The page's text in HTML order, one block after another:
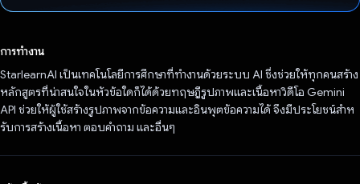
การทำงาน
StarlearnAI เป็นเทคโนโลยีการศึกษาที่ทำงานด้วยระบบ AI ซึ่งช่วยให้ทุกคนสร้าง
หลักสูตรที่น่าสนใจในหัวข้อใดก็ได้ด้วยทฤษฎีรูปภาพและเนื้อหาวิดีโอ Gemini
API ช่วยให้ผู้ใช้สร้างรูปภาพจากข้อความและอินพุตข้อความได้ จึงมีประโยชน์สําห
รับการสร้างเนื้อหา ตอบคําถาม และอื่นๆ